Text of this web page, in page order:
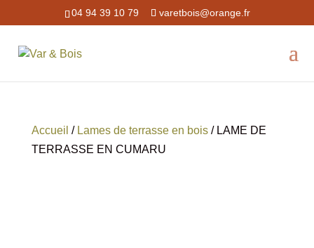
04 94 39 10 79 varetbois@orange.fr
Accueil / Lames de terrasse en bois/ LAME DE
TERRASSE EN CUMARU